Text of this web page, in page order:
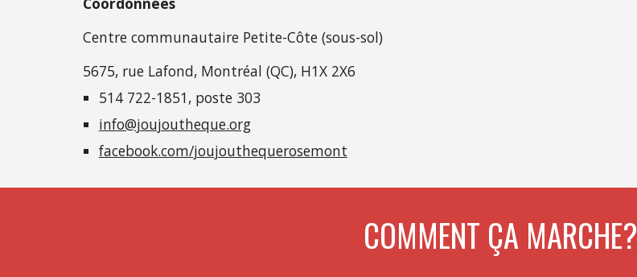
Centre communautaire Petite-Côte (sous-sol)
5675, rue Lafond, Montréal (QC), H1X 2X6
514 722-1851, poste 303
info@joujoutheque.org
facebook.com/joujouthequerosemont
COMMENT ÇA MARCHE?